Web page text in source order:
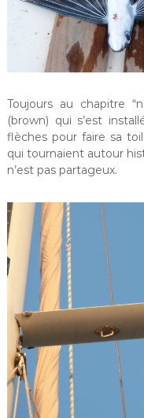
Toujours au chapitre
(brown) qui s’est
flèches pour faire sa
qui tournaient autour
n’est pas partageux.